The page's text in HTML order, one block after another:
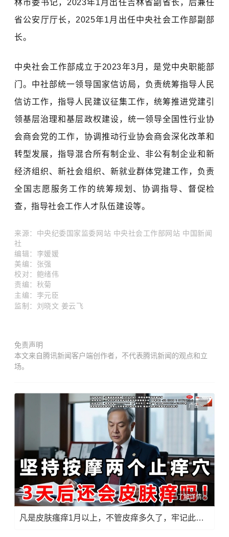
林市委书记，2023年1月出任吉林省副省长，后兼任
省公安厅厅长，2025年1月出任中央社会工作部副部
长。
中央社会工作部成立于2023年3月，是党中央职能部
门。中社部统一领导国家信访局，负责统筹指导人民
信访工作，指导人民建议征集工作，统筹推进党建引
领基层治理和基层政权建设，统一领导全国性行业协
会商会党的工作，协调推动行业协会商会深化改革和
转型发展，指导混合所有制企业、非公有制企业和新
经济组织、新社会组织、新就业群体党建工作，负责
全国志愿服务工作的统筹规划、协调指导、督促检
查，指导社会工作人才队伍建设等。
来源： 中央纪委国家监委网站 中央社会工作部网站 中国新闻
社
编辑： 李媛媛
美编：张强
校对： 鲍绪伟
责编：秋菊
主编：李元臣
监制： 刘晓文 姜云飞
免责声明
本文来自腾讯新闻客户端创作者，不代表腾讯新闻的观点和立
场。
广告
了解详情
凡是皮肤瘙痒1月以上，不管皮痒多久了，牢记此法，快！准！狠！